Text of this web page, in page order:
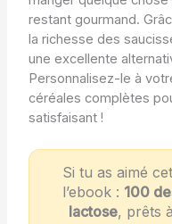
restant gourmand.
la richesse des
une excellente
Personnalisez-le à
céréales complètes
satisfaisant !
Si tu as aimé
l’ebook : 100
lactose, prêts